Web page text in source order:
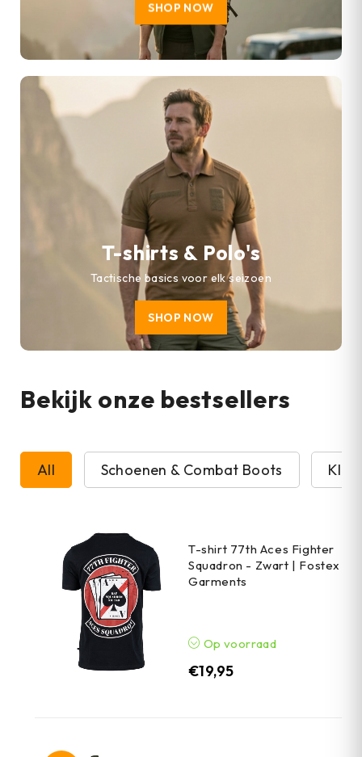
SHOP NOW
T-shirts & Polo's
Tactische basics voor elk seizoen
SHOP NOW
Bekijk onze bestsellers
All Schoenen & Combat Boots
T-shirt 77th Aces Fighter
Squadron - Zwart | Fostex
Garments
Op voorraad
€19,95